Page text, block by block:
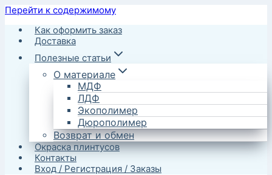
Перейти к содержимому
Как оформить заказ
Доставка
Полезные статьи
О материале
МДФ
ЛДФ
Экополимер
Дюрополимер
Возврат и обмен
Окраска плинтусов
Контакты
Вход / Регистрация / Заказы